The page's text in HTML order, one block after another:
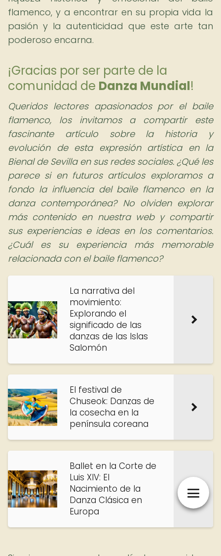
flamenco, y a encontrar en su propia vida la
pasión y la autenticidad que este arte tan
poderoso encarna.
¡Gracias por ser parte de la
comunidad de Danza Mundial!
Queridos lectores apasionados por el baile
flamenco, los invitamos a compartir este
fascinante artículo sobre la historia y
evolución de esta expresión artística en la
Bienal de Sevilla en sus redes sociales. ¿Qué les
parece si en futuros artículos exploramos a
fondo la influencia del baile flamenco en la
danza contemporánea? No olviden explorar
más contenido en nuestra web y compartir
sus experiencias e ideas en los comentarios.
¿Cuál es su experiencia más memorable
relacionada con el baile flamenco?
La narrativa del
movimiento:
Explorando el
significado de las
danzas de las Islas
Salomón
El festival de
Chuseok: Danzas de
la cosecha en la
península coreana
Ballet en la Corte de
Luis XIV: El
Nacimiento de la
Danza Clásica en
Europa